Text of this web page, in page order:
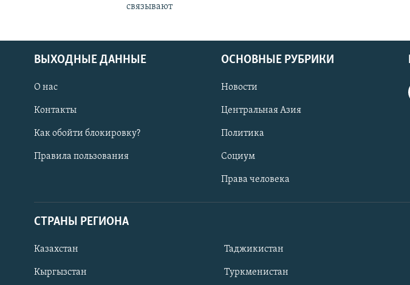
связывают
ВЫХОДНЫЕ ДАННЫЕ
О нас
Контакты
Как обойти блокировку?
Правила пользования
ОСНОВНЫЕ РУБРИКИ
Новости
Центральная Азия
Политика
Социум
Права человека
СТРАНЫ РЕГИОНА
Казахстан
Кыргызстан
Таджикистан
Туркменистан